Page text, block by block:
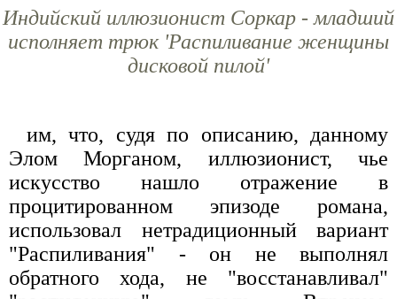
Индийский иллюзионист Соркар - младший
исполняет трюк 'Распиливание женщины
дисковой пилой'
им, что, судя по описанию, данному
Элом Морганом, иллюзионист, чье
искусство нашло отражение в
процитированном эпизоде романа,
использовал нетрадиционный вариант
"Распиливания" - он не выполнял
обратного хода, не "восстанавливал"